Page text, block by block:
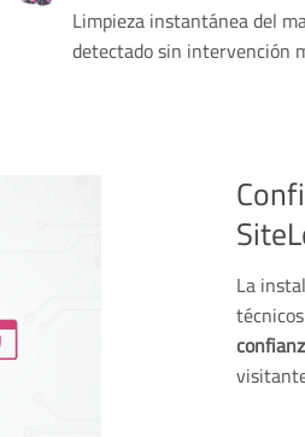
Limpieza instantánea del
detectado sin intervención
La